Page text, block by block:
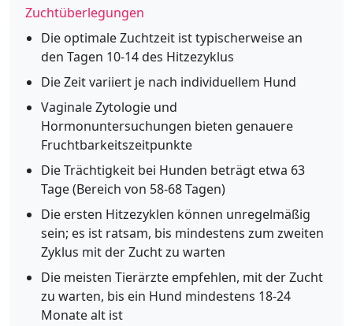
Zuchtüberlegungen
Die optimale Zuchtzeit ist typischerweise an
den Tagen 10-14 des Hitzezyklus
Die Zeit variiert je nach individuellem Hund
Vaginale Zytologie und
Hormonuntersuchungen bieten genauere
Fruchtbarkeitszeitpunkte
Die Trächtigkeit bei Hunden beträgt etwa 63
Tage (Bereich von 58-68 Tagen)
Die ersten Hitzezyklen können unregelmäßig
sein; es ist ratsam, bis mindestens zum zweiten
Zyklus mit der Zucht zu warten
Die meisten Tierärzte empfehlen, mit der Zucht
zu warten, bis ein Hund mindestens 18-24
Monate alt ist